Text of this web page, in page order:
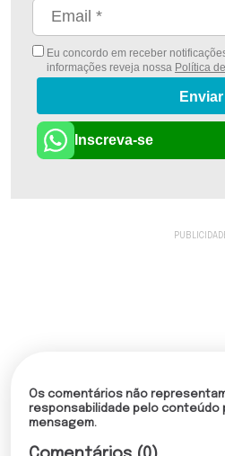
Eu concordo em receber
informações reveja nossa Política
Enviar
Inscreva-se
Os comentários não
responsabilidade pelo conteúdo
mensagem.